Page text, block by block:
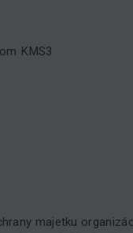
KMS3
majetku